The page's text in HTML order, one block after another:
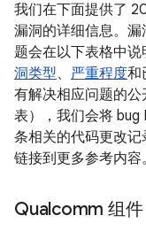
我们在下面提供了
漏洞的详细信息。
题会在以下表格中说
洞类型、 严重程度和
有解决相应问题的公
表），我们会将 bug
条相关的代码更改
链接到更多参考内容。
Qualcomm 组件